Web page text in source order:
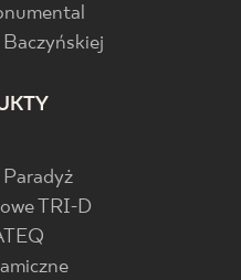
Paradyż
TRI-D